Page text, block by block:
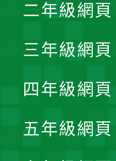
二年級網頁
三年級網頁
四年級網頁
五年級網頁